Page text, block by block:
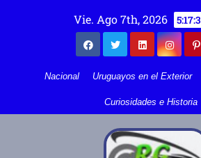
Vie. Ago 7th, 2026
Nacional Uruguayos en el Exterior
Curiosidades e Historia